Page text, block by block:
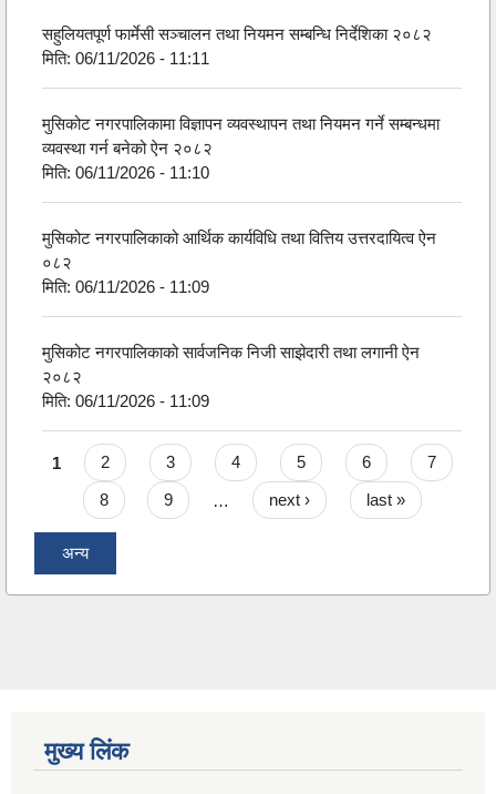
सहुलियतपूर्ण फार्मेसी सञ्चालन तथा नियमन सम्बन्धि निर्देशिका २०८२
मिति:06/11/2026 - 11:11
मुसिकोट नगरपालिकामा विज्ञापन व्यवस्थापन तथा नियमन गर्ने सम्बन्धमा
व्यवस्था गर्न बनेको ऐन २०८२
मिति:06/11/2026 - 11:10
मुसिकोट नगरपालिकाको आर्थिक कार्यविधि तथा वित्तिय उत्तरदायित्व ऐन
०८२
मिति:06/11/2026 - 11:09
मुसिकोट नगरपालिकाको सार्वजनिक निजी साझेदारी तथा लगानी ऐन
२०८२
मिति:06/11/2026 - 11:09
Pages
1 2 3 4 5 6
7
8
9 … next › last »
अन्य
मुख्य लिंक